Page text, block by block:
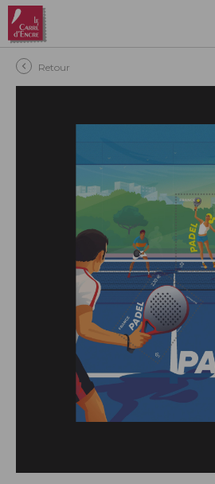
Aller au contenu principal
Retour